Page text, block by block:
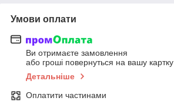
Умови оплати
Ви отримаєте замовлення
або гроші повернуться на вашу картку
Детальніше
Оплатити частинами